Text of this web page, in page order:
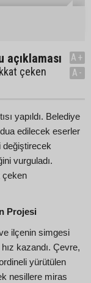
açıklaması
çeken
A+
A-
yapıldı. Belediye
edilecek eserler
değiştirecek
vurguladı.
çeken
Projesi
ilçenin simgesi
kazandı. Çevre,
yürütülen
nesillere miras